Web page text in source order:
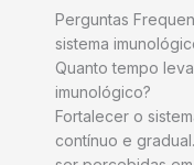
Perguntas
sistema
Quanto tempo
imunológico?
Fortalecer o
contínuo e